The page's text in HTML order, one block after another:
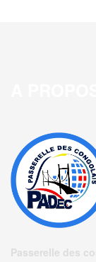
Passerelle des